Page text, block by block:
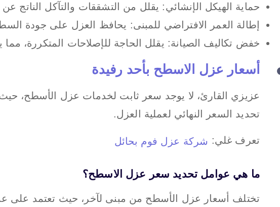
حماية الهيكل الإنشائي: يقلل من التشققات والتآكل الناتج عن
إطالة العمر الافتراضي للمبنى: يحافظ العزل على جودة
خفض تكاليف الصيانة: يقلل الحاجة للإصلاحات المتكررة، مما
أسعار عزل الاسطح بأحد رفيدة
عزيزي القارئ، لا يوجد سعر ثابت لخدمات عزل الأسطح،
تحديد السعر النهائي لعملية العزل.
تعرف غلي: شركة عزل فوم بحائل
ما هي عوامل تحديد سعر عزل الاسطح؟
تختلف أسعار عزل الأسطح من مبنى لآخر، حيث تعتمد على